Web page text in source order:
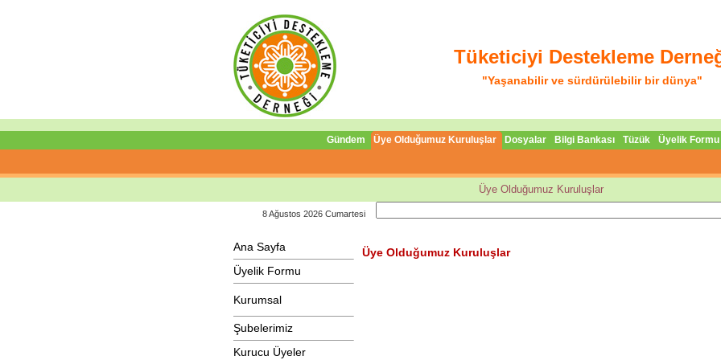
Tüketiciyi Destekleme
"Yaşanabilir ve sürdürülebilir bir dünya"
Gündem Üye Olduğumuz Kuruluşlar Dosyalar Bilgi Bankası Tüzük Üyelik Formu
Üye Olduğumuz Kuruluşlar
8 Ağustos 2026 Cumartesi
Ana Sayfa
Üyelik Formu
Kurumsal
Şubelerimiz
Kurucu Üyeler
Üye Olduğumuz Kuruluşlar